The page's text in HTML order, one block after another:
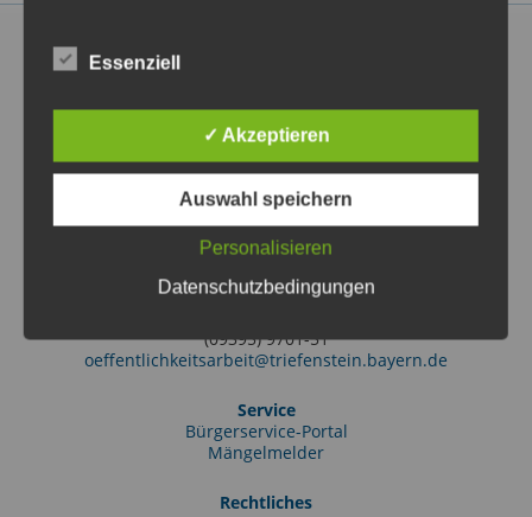
Markt Triefenstein
Rathausstraße 2
97855 Triefenstein OT Lengfurt
(09395) 97010
info@triefenstein.bayern.de
Tourist-Information
Friedrich-Ebert-Str. 38
(09395) 9701-51
oeffentlichkeitsarbeit@triefenstein.bayern.de
Service
Bürgerservice-Portal
Mängelmelder
Rechtliches
Essenziell
✓ Akzeptieren
Auswahl speichern
Personalisieren
Datenschutzbedingungen